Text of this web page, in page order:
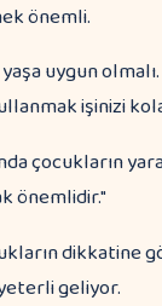
önemli.
uygun
işinizi
çocukların
önemlidir."
dikkatine
geliyor.